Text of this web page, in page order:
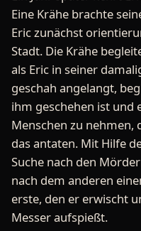
Eine Krähe brachte
Eric zunächst
Stadt. Die Krähe
als Eric in seiner
geschah angelangt,
ihm geschehen ist und
Menschen zu nehmen,
das antaten. Mit Hilfe
Suche nach den
nach dem anderen
erste, den er erwischt
Messer aufspießt.